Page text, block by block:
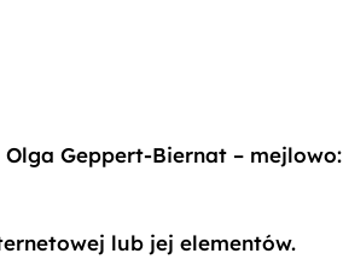
Olga Geppert-Biernat – mejlowo:
lub jej elementów.